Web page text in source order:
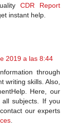
CDR Report
instant help.
2019 a las 8:44
through
writing skills. Also,
Here, our
subjects. If you
our experts